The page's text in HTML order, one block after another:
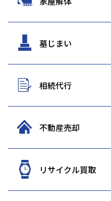
墓じまい
相続代行
不動産売却
リサイクル買取